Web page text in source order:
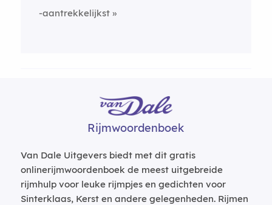
-aantrekkelijkst
Rijmwoordenboek
Van Dale Uitgevers biedt met dit gratis
onlinerijmwoordenboek de meest uitgebreide
rijmhulp voor leuke rijmpjes en gedichten voor
Sinterklaas, Kerst en andere gelegenheden. Rijmen